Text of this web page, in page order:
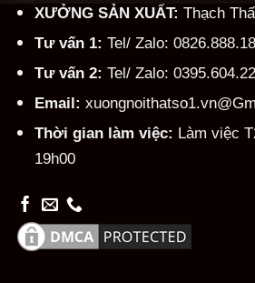
XƯỞNG SẢN XUẤT: Thạch
Tư vấn 1: Tel/ Zalo:
Tư vấn 2: Tel/ Zalo:
Email:
Thời gian làm việc: Làm việc
19h00